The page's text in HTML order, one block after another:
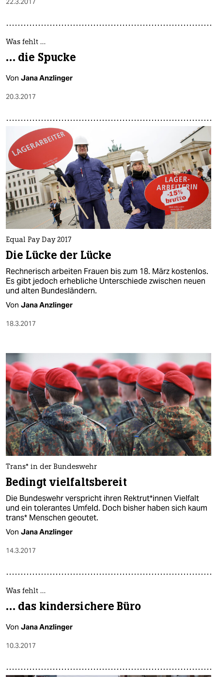
Was fehlt …
… die Spucke
Von Jana Anzlinger
20.3.2017
Equal Pay Day 2017
Die Lücke der Lücke
Rechnerisch arbeiten Frauen bis zum 18. März kostenlos.
Es gibt jedoch erhebliche Unterschiede zwischen neuen
und alten Bundesländern.
Von Jana Anzlinger
18.3.2017
Trans* in der Bundeswehr
Bedingt vielfaltsbereit
Die Bundeswehr verspricht ihren Rektrut*innen Vielfalt
und ein tolerantes Umfeld. Doch bisher haben sich kaum
trans* Menschen geoutet.
Von Jana Anzlinger
14.3.2017
Was fehlt …
… das kindersichere Büro
Von Jana Anzlinger
10.3.2017